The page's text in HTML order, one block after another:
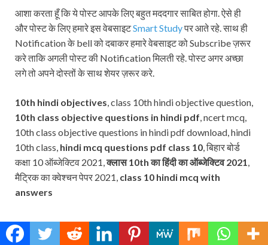
आशा करता हूँ कि ये पोस्ट आपके लिए बहुत मददगार साबित होगा. ऐसे ही
और पोस्ट के लिए हमारे इस वेबसाइटSmart Studyपर आते रहे. साथ ही
Notification के bell को दबाकर हमारे वेबसाइट को Subscribe ज़रूर
करे ताकि अगली पोस्ट की Notification मिलती रहे. पोस्ट अगर अच्छा
लगे तो अपने दोस्तों के साथ शेयर ज़रूर करे.
10th hindi objectives , class 10th hindi objective question,
10th class objective questions in hindi pdf , ncert mcq,
10th class objective questions in hindi pdf download, hindi
10th class, hindi mcq questions pdf class 10 , बिहार बोर्ड
कक्षा 10 ऑब्जेक्टिव 2021,क्लास 10th का हिंदी का ऑब्जेक्टिव 2021
मैट्रिक का क्वेश्चन पेपर 2021, class 10 hindi mcq with
answers
Subscribe